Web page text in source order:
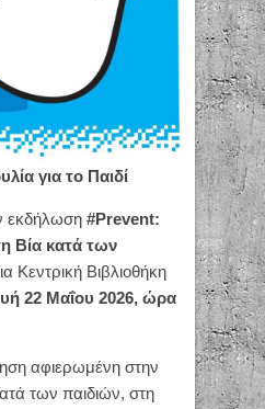
για το Παιδί
εκδήλωση #Prevent:
Βία κατά των
Κεντρική Βιβλιοθήκη
22 Μαΐου 2026, ώρα
αφιερωμένη στην
των παιδιών, στη